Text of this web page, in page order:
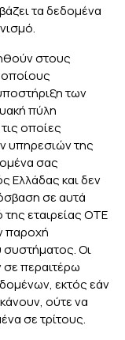
τα δεδομένα
στους
οποίους
των
πύλη
οποίες
υπηρεσιών της
σας
Ελλάδας και δεν
σε αυτά
εταιρείας ΟΤΕ
παροχή
συστήματος. Οι
περαιτέρω
εκτός εάν
ούτε να
σε τρίτους.